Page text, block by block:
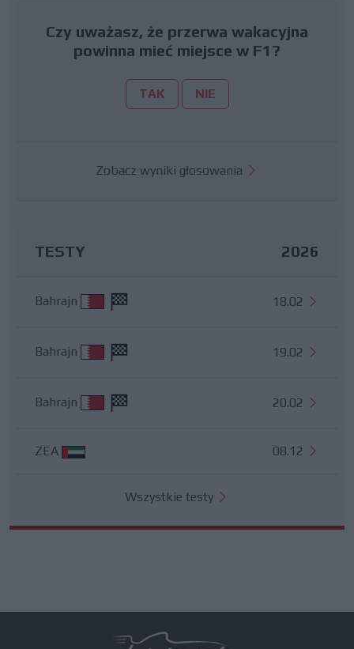
Czy uważasz, że przerwa wakacyjna
powinna mieć miejsce w F1?
TAK NIE
Zobacz wyniki głosowania
TESTY 2026
Bahrajn 18.02
Bahrajn 19.02
Bahrajn 20.02
ZEA 08.12
Wszystkie testy